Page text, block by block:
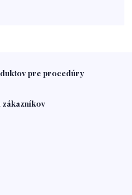
pre procedúry
zákazníkov